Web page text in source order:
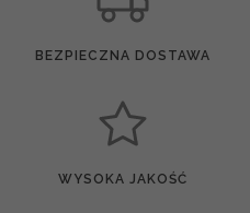
BEZPIECZNA DOSTAWA
WYSOKA JAKOŚĆ